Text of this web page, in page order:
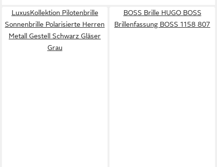
LuxusKollektion Pilotenbrille
Sonnenbrille Polarisierte Herren
Metall Gestell Schwarz Gläser
Grau
BOSS Brille HUGO BOSS
Brillenfassung BOSS 1158 807